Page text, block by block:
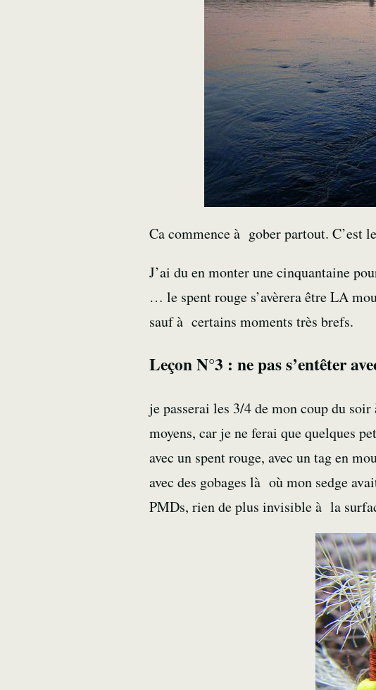
Ca commence à gober partout. C’est
J’ai du en monter une cinquantaine
… le spent rouge s’avèrera être LA
sauf à certains moments très brefs.
Leçon N°3 : ne pas s’entêter
je passerai les 3/4 de mon coup du
moyens, car je ne ferai que quelques
avec un spent rouge, avec un tag en
avec des gobages là où mon sedge
PMDs, rien de plus invisible à la